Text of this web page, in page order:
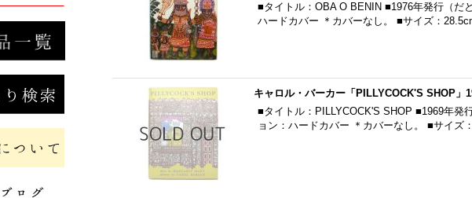
■タイトル：OBA O BENIN ■1976年発行（だ
ハードカバー ＊カバーなし。 ■サイズ：
キャロル・バーカー「PILLYCOCK'S SHOP」
■タイトル：PILLYCOCK'S SHOP ■1969年発
ョン：ハードカバー ＊カバーなし。 ■サイ